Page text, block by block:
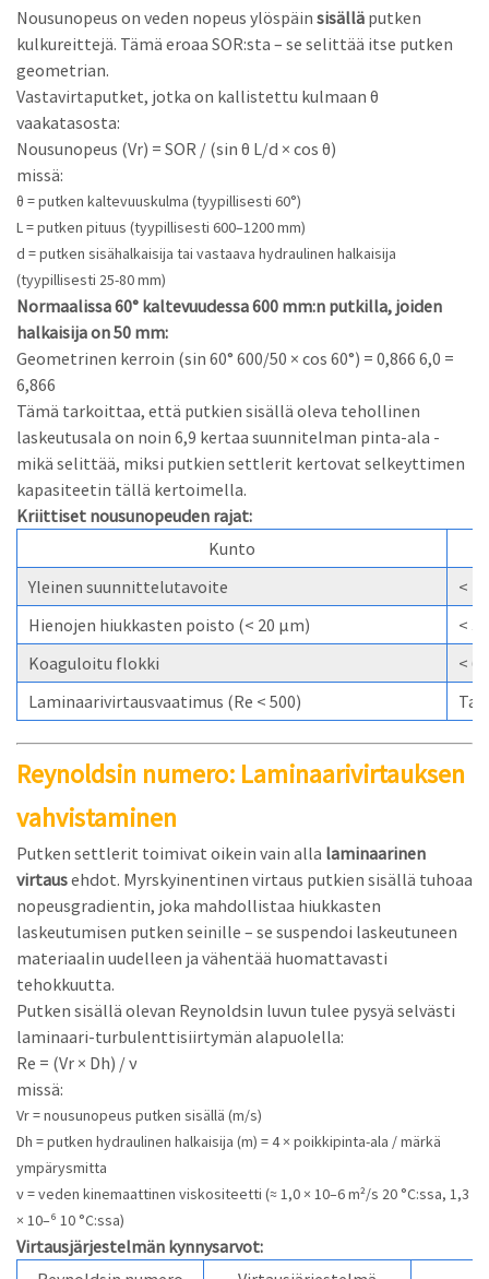
Nousunopeus on veden nopeus ylöspäin sisällä putken
kulkureittejä. Tämä eroaa SOR:sta – se selittää itse putken
geometrian.
Vastavirtaputket, jotka on kallistettu kulmaan θ
vaakatasosta:
Nousunopeus (Vr) = SOR / (sin θ L/d × cos θ)
missä:
θ = putken kaltevuuskulma (tyypillisesti 60°)
L = putken pituus (tyypillisesti 600–1200 mm)
d = putken sisähalkaisija tai vastaava hydraulinen halkaisija
(tyypillisesti 25-80 mm)
Normaalissa 60° kaltevuudessa 600 mm:n putkilla, joiden
halkaisija on 50 mm:
Geometrinen kerroin (sin 60° 600/50 × cos 60°) = 0,866 6,0 =
6,866
Tämä tarkoittaa, että putkien sisällä oleva tehollinen
laskeutusala on noin 6,9 kertaa suunnitelman pinta-ala -
mikä selittää, miksi putkien settlerit kertovat selkeyttimen
kapasiteetin tällä kertoimella.
Kriittiset nousunopeuden rajat:
Kunto
Yleinen suunnittelutavoite
<
Hienojen hiukkasten poisto (< 20 µm)
< 3
Koaguloitu flokki
< 6
Laminaarivirtausvaatimus (Re < 500)
Reynoldsin numero: Laminaarivirtauksen
vahvistaminen
Putken settlerit toimivat oikein vain alla laminaarinen
virtausehdot. Myrskyinentinen virtaus putkien sisällä tuhoaa
nopeusgradientin, joka mahdollistaa hiukkasten
laskeutumisen putken seinille – se suspendoi laskeutuneen
materiaalin uudelleen ja vähentää huomattavasti
tehokkuutta.
Putken sisällä olevan Reynoldsin luvun tulee pysyä selvästi
laminaari-turbulenttisiirtymän alapuolella:
Re = (Vr × Dh) / ν
missä:
Vr = nousunopeus putken sisällä (m/s)
Dh = putken hydraulinen halkaisija (m) = 4 × poikkipinta-ala / märkä
ympärysmitta
ν = veden kinemaattinen viskositeetti (≈ 1,0 × 10–6 m²/s 20 °C:ssa, 1,3
× 10–⁶ 10 °C:ssa)
Virtausjärjestelmän kynnysarvot: